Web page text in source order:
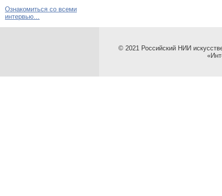
Ознакомиться со всеми
интервью...
© 2021 Российский НИИ